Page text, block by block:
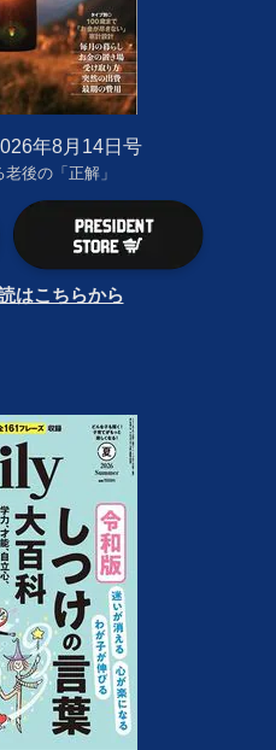
年8月14日号
後の「正解」
はこちらから